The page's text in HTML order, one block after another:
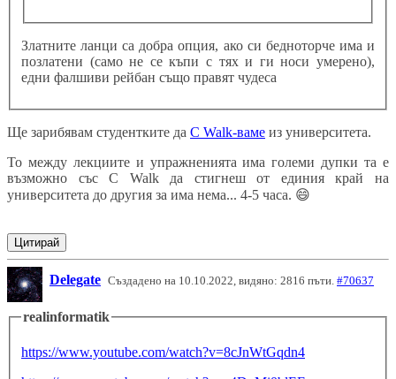
Златните ланци са добра опция, ако си бедноторче има и
позлатени (само не се къпи с тях и ги носи умерено),
едни фалшиви рейбан също правят чудеса
Ще зарибявам студентките да C Walk-ваме из университета.
То между лекциите и упражненията има големи дупки та е
възможно със C Walk да стигнеш от единия край на
университета до другия за има нема... 4-5 часа. 😄
Цитирай
Delegate Създадено на 10.10.2022, видяно: 2816 пъти. #70637
realinformatik
https://www.youtube.com/watch?v=8cJnWtGqdn4